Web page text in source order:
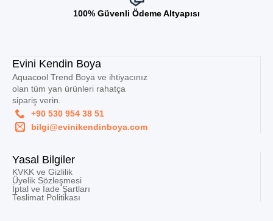
100% Güvenli Ödeme Altyapısı
Evini Kendin Boya
Aquacool Trend Boya ve ihtiyacınız
olan tüm yan ürünleri rahatça
sipariş verin.
+90 530 954 38 51
bilgi@evinikendinboya.com
Yasal Bilgiler
KVKK ve Gizlilik
Üyelik Sözleşmesi
İptal ve İade Şartları
Teslimat Politikası